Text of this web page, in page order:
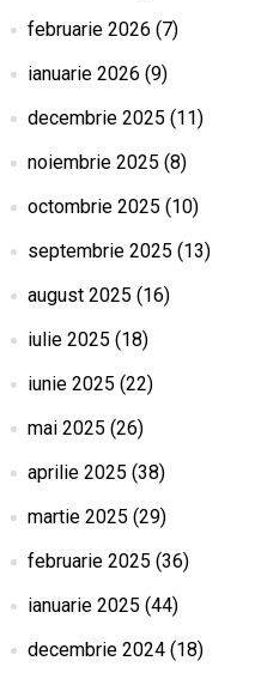
februarie 2026 (7)
ianuarie 2026 (9)
decembrie 2025 (11)
noiembrie 2025 (8)
octombrie 2025 (10)
septembrie 2025 (13)
august 2025 (16)
iulie 2025 (18)
iunie 2025 (22)
mai 2025 (26)
aprilie 2025 (38)
martie 2025 (29)
februarie 2025 (36)
ianuarie 2025 (44)
decembrie 2024(18)